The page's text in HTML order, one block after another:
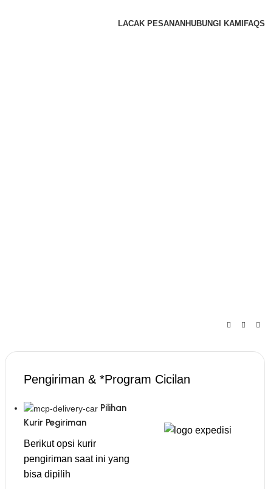
LACAK PESANAN HUBUNGI KAMI FAQS
Pengiriman & *Program Cicilan
Pilihan
Kurir Pegiriman
Berikut opsi kurir
pengiriman saat ini yang
bisa dipilih